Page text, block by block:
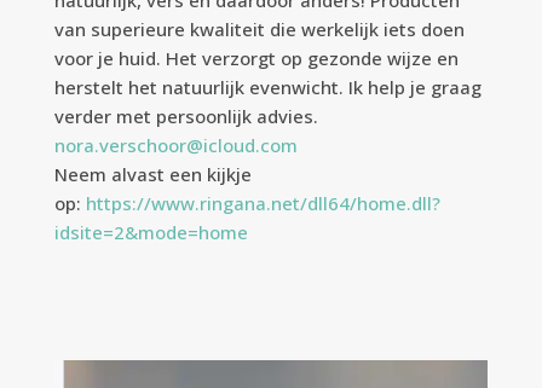
van superieure kwaliteit die werkelijk iets doen
voor je huid. Het verzorgt op gezonde wijze en
herstelt het natuurlijk evenwicht. Ik help je graag
verder met persoonlijk advies.
nora.verschoor@icloud.com
Neem alvast een kijkje
op: https://www.ringana.net/dll64/home.dll?
idsite=2&mode=home